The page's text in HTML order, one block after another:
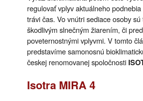
regulovať vplyv aktuálneho
trávi čas. Vo vnútri sediace osoby
škodlivým slnečným žiarením, či
poveternostnými vplyvmi. V tomto
predstavíme samonosnú
českej renomovanej spoločnosti
Isotra MIRA 4